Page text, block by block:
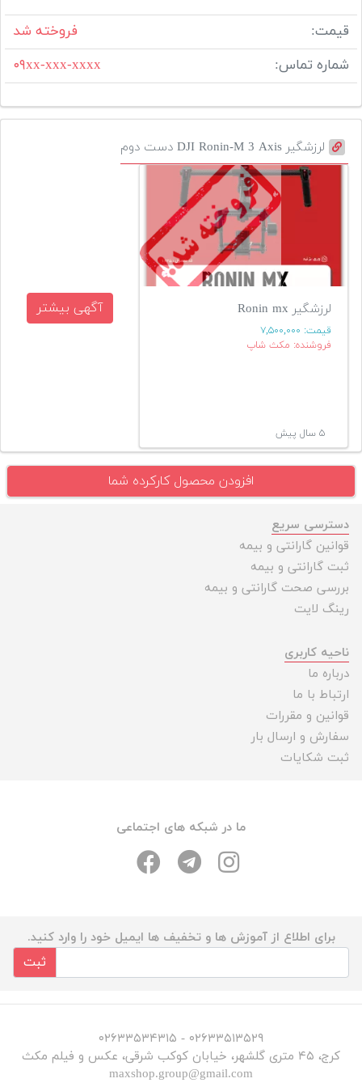
قیمت:
فروخته شد
شماره تماس:
۰۹xx-xxx-xxxx
لرزشگیر DJI Ronin-M 3 Axis دست دوم
لرزشگیر Ronin mx
قیمت: ۷,۵۰۰,۰۰۰
فروشنده: مکث شاپ
۵ سال پیش
آگهی بیشتر
افزودن محصول کارکرده شما
دسترسی سریع
قوانین گارانتی و بیمه
ثبت گارانتی و بیمه
بررسی صحت گارانتی و بیمه
رینگ لایت
ناحیه کاربری
درباره ما
ارتباط با ما
قوانین و مقررات
سفارش و ارسال بار
ثبت شکایات
ما در شبکه های اجتماعی
برای اطلاع از آموزش ها و تخفیف ها ایمیل خود را وارد کنید.
ثبت
۰۲۶۳۳۵۱۳۵۲۹ - ۰۲۶۳۳۵۳۴۳۱۵
کرج، ۴۵ متری گلشهر، خیابان کوکب شرقی، عکس و فیلم مکث
maxshop.group@gmail.com